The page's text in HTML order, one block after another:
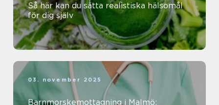
Så här kan du sätta realistiska hälsomål
för dig själv
03. november 2025
Barnmorskemottagning i Malmö: